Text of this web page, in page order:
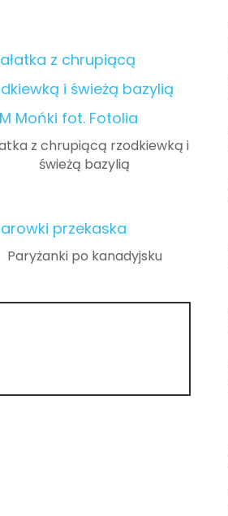
z chrupiącą rzodkiewką i
świeżą bazylią
Paryżanki po kanadyjsku